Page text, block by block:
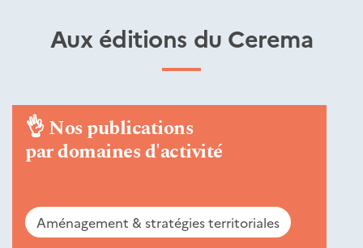
Aux éditions du Cerema
👌Nos publications
par domaines d'activité
Aménagement & stratégies territoriales